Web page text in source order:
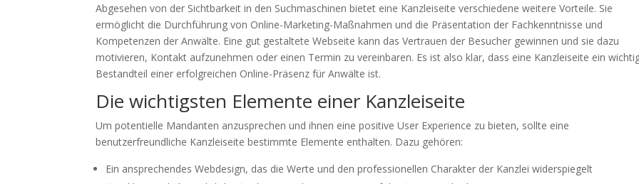
Abgesehen von der Sichtbarkeit in den Suchmaschinen bietet eine Kanzleiseite verschiedene weitere Vorteile. Sie
ermöglicht die Durchführung von Online-Marketing-Maßnahmen und die Präsentation der Fachkenntnisse und
Kompetenzen der Anwälte. Eine gut gestaltete Webseite kann das Vertrauen der Besucher gewinnen und sie dazu
motivieren, Kontakt aufzunehmen oder einen Termin zu vereinbaren. Es ist also klar, dass eine Kanzleiseite ein
Bestandteil einer erfolgreichen Online-Präsenz für Anwälte ist.
Die wichtigsten Elemente einer Kanzleiseite
Um potentielle Mandanten anzusprechen und ihnen eine positive User Experience zu bieten, sollte eine
benutzerfreundliche Kanzleiseite bestimmte Elemente enthalten. Dazu gehören:
Ein ansprechendes Webdesign, das die Werte und den professionellen Charakter der Kanzlei widerspiegelt